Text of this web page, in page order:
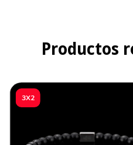
Productos
3X2